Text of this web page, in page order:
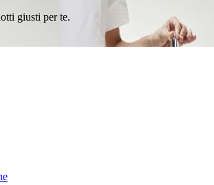
giusti per te.